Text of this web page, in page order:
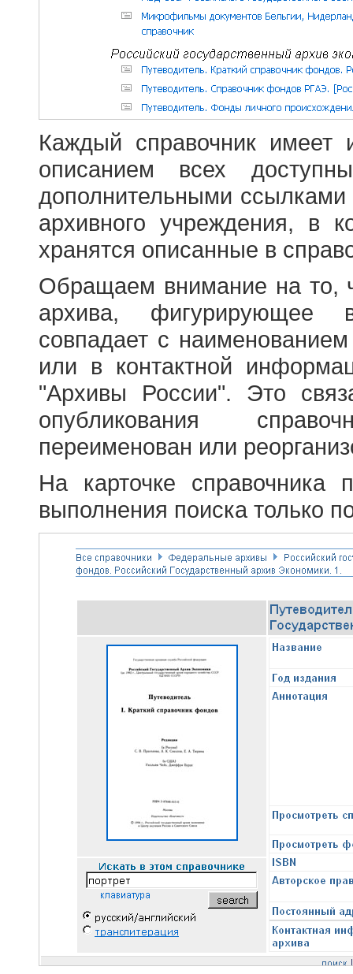
Каждый справочник имеет
описанием всех
дополнительными
архивного учреждения, в
хранятся описанные в
Обращаем внимание на то,
архива, фигурирующее
совпадает с
или в контактной
"Архивы России". Это
опубликования
переименован или
На карточке справочника
выполнения поиска только